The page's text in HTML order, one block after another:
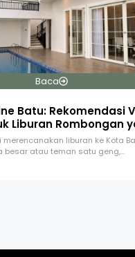
Baca
Batu: Rekomendasi
Liburan Rombongan
liburan ke Kota
besar atau teman satu geng,…